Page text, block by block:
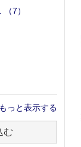
（7）
もっと表示する
む